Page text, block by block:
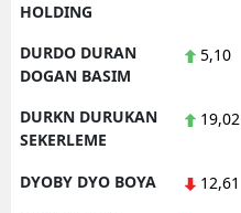
HOLDING
DURDO DURAN
DOGAN BASIM
5,10
DURKN DURUKAN
SEKERLEME
19,02
DYOBY DYO BOYA 12,61